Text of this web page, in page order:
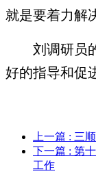
就是要着力解
刘调研员
好的指导和促
上一篇 : 三
下一篇 : 第
工作